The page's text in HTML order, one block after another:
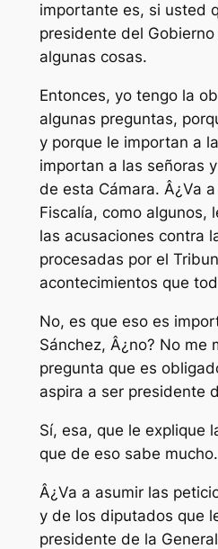
importante es, si usted
presidente del
algunas cosas.
Entonces, yo tengo la
algunas preguntas,
y porque le importan a
importan a las señoras
de esta Cámara. Â¿Va
Fiscalía, como algunos,
las acusaciones contra
procesadas por el
acontecimientos que
No, es que eso es
Sánchez, Â¿no? No me
pregunta que es
aspira a ser presidente
Sí, esa, que le explique
que de eso sabe mucho.
Â¿Va a asumir las
y de los diputados que
presidente de la